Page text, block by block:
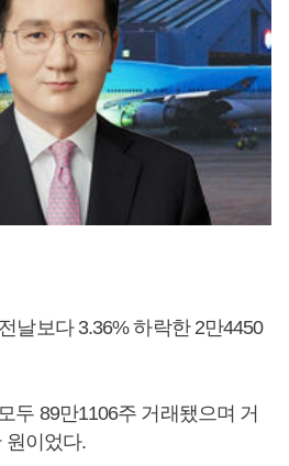
날보다 3.36% 하락한 2만4450
두 89만1106주 거래됐으며 거
원이었다.